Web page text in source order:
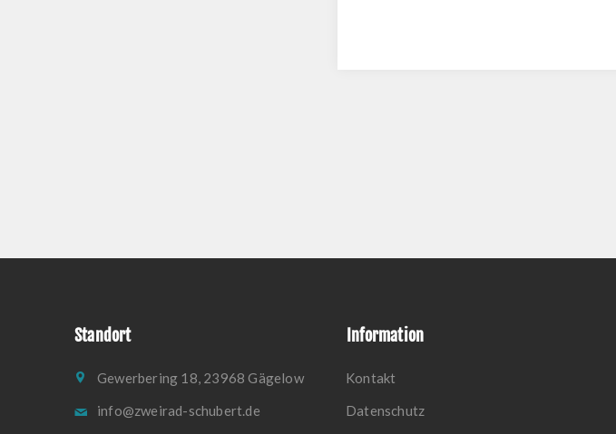
Standort
Gewerbering 18, 23968 Gägelow
info@zweirad-schubert.de
Information
Kontakt
Datenschutz